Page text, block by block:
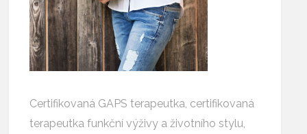
Certifikovaná GAPS terapeutka, certifikovaná
terapeutka funkční výživy a životního stylu,